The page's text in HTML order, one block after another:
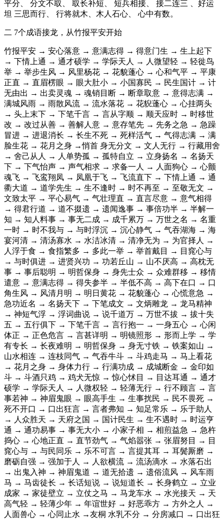
平分、 分文不取、 取长补短、 短兵相接、 接二连三 、好运
坦 三思而行、 行将就木、木人石心、 心中有数。
二 7个成语接龙，从竹报平安开始
竹报平安 → 安心落意 → 意满志得 → 得意门生 → 生上起下
→ 下情上通 → 通才硕学 → 学际天人 → 人微望轻 → 轻徙鸟
举 → 举步生风 → 风里杨花 → 花貌蓬心 → 心和气平 → 平康
正直 → 直眉楞眼 → 眼大肚小 → 小国寡民 → 民生国计 → 计
无由出 → 出卖灵魂 → 魂销目断 → 断章取意 → 意得志满 →
满城风雨 → 雨散风流 → 流水落花 → 花貎蓬心 → 心挂两头
→ 头上末下 → 下笔千言 → 言从字顺 → 顺天应时 → 时移世
改 → 改过从善 → 善解人意 → 意存笔先 → 先务之急 → 急躁
冒进 → 进退消长 → 长生不死 → 死样活气 → 气得志满 → 满
脸生花 → 花月之身 →悄首 身无分文 → 文人无行 → 行藏用舍
→ 舍己从人 → 人单势孤 → 孤特自立 → 立身扬名 → 名扬天
下 → 下气怡声 → 声气相求 → 求备一人 → 人面狗心 → 心颤
魂飞 → 飞鸾翔凤 → 凤凰于飞 → 飞流直下 → 下情上通 → 通
衢大道 → 道学先生 → 生不逢时 → 时不再至 → 至敬无文 →
文致太平 → 平心易气 → 气壮理直 → 直言尽意 → 意气相得
→ 得君行道 → 道不掇遗 → 遗闻逸事 → 事倍功半 → 半解一
知 → 知人料事 → 事无二成 → 成千累万 → 万世之名 → 名重
一时 → 时不我与 → 与时浮沉 → 沉心静气 → 气吞湖海 → 海
宴河清 → 清汤寡水 → 水洁冰清 → 清净无为 → 为官择人 →
人浮于食 → 食指繁多 → 多此一举 → 举首戴目 → 目窕心与
→ 与时俱进 → 进贤兴功 → 功若丘山 → 山不厌高 → 高枕无
事 → 事后聪明 → 明哲保身 → 身先士众 → 众难群移 → 移情
遣意 → 意满志得 → 得失参半 → 半低不高 → 高下在口 → 口
角生风 → 风清月明 → 明日黄花 → 花貌蓬心 → 心慌意急 →
急功近名 → 名扬天下 → 下笔成文 → 文炳雕龙 → 龙马精神
→ 神短气浮 → 浮词曲说 → 说千道万 → 万世不拔 → 拔十失
五 → 五行俱下 → 下笔千言 → 言行抱一 → 一身五心 → 心闲
体正 → 正色危言 → 言甚详明 → 明镜照形 → 形而上学 → 学
有专长 → 长夜难明 → 明哲保身 → 身无寸铁 → 铁案如山 →
山水相连 → 连枝同气 → 气吞牛斗 → 斗鸡走马 → 马上看花
→ 花月之身 → 身体力行 → 行满功成 → 成城断金 → 金印如
斗 → 斗酒只鸡 → 鸡犬无惊 → 惊心怵目 → 目达耳通 → 通才
硕学 → 学际天人 → 人微权轻 → 轻薄无行 → 行不顾言 → 言
事若神 → 神眉鬼眼 → 眼高手生 → 生事扰民 → 民不畏死 →
死不开口 → 口出狂言 → 言者弗知 → 知足常乐 → 乐于助人
→ 人众胜天 → 天府之国 → 国计民生 → 生不遇时 → 时运亨
通 → 通功易事 → 事无大小 → 小家子相 → 相煎益急 → 急杵
捣心 → 心地正直 → 直节劲气 → 气焰嚣张 → 张眉努目 → 目
窕心与 → 与民同乐 → 乐不可言 → 言提其耳 → 耳鬓厮磨 →
磨砺自强 → 强加于人 → 人欲横流 → 流汤滴水 → 水落石出
→ 出鬼入神 → 神眉鬼道 → 道无拾遗 → 遗俗流风 → 风车雨
马 → 马齿徒长 → 长话短说 → 说短道长 → 长身鹤立 → 立业
成家 → 家徒壁立 → 立仗之马 → 马龙车水 → 水光接天 → 天
高气轻 → 轻薄少年 → 年谊世好 → 好恶乖方 → 方外之人 →
人面兽心 → 心同止水 →友桐 水乳不分 → 分房减口 → 口出狂